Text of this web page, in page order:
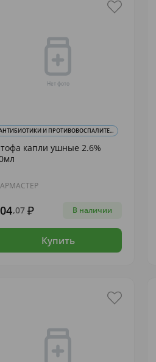
И ПРОТИВОВОСПАЛИТЕ...
капли ушные 2.6%
,07 В наличии
Купить